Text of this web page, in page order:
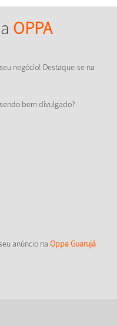
OPPA
negócio! Destaque-se na
bem divulgado?
anúncio na Oppa Guarujá